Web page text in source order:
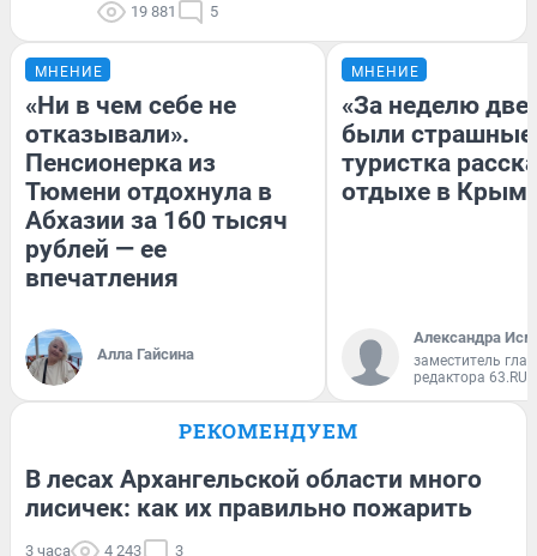
19 881 5
МНЕНИЕ
«Ни в чем себе не
отказывали».
Пенсионерка из
Тюмени отдохнула в
Абхазии за 160 тысяч
рублей — ее
впечатления
Алла Гайсина
МНЕНИЕ
«За неделю две
были
туристка
отдыхе в
Александра
заместитель
редактора 63.RU
РЕКОМЕНДУЕМ
В лесах Архангельской области много
лисичек: как их правильно пожарить
3 часа 4 243 3